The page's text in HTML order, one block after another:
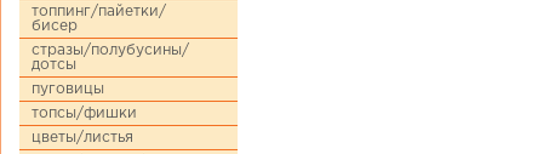
топпинг/пайетки/
бисер
стразы/полубусины/
дотсы
пуговицы
топсы/фишки
цветы/листья